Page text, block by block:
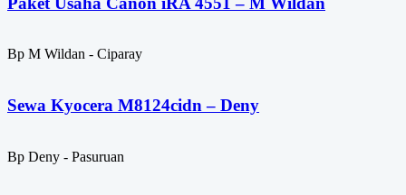
Bp M Wildan - Ciparay
Sewa Kyocera M8124cidn – Deny
Bp Deny - Pasuruan